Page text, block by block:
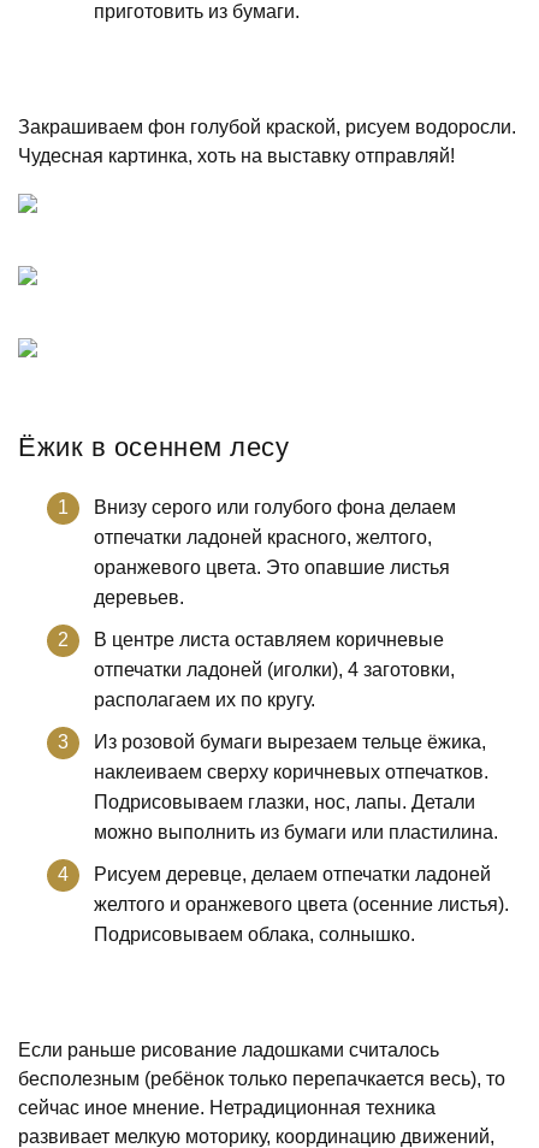
приготовить из бумаги.
Закрашиваем фон голубой краской, рисуем водоросли.
Чудесная картинка, хоть на выставку отправляй!
Ёжик в осеннем лесу
Внизу серого или голубого фона делаем
отпечатки ладоней красного, желтого,
оранжевого цвета. Это опавшие листья
деревьев.
В центре листа оставляем коричневые
отпечатки ладоней (иголки), 4 заготовки,
располагаем их по кругу.
Из розовой бумаги вырезаем тельце ёжика,
наклеиваем сверху коричневых отпечатков.
Подрисовываем глазки, нос, лапы. Детали
можно выполнить из бумаги или пластилина.
Рисуем деревце, делаем отпечатки ладоней
желтого и оранжевого цвета (осенние листья).
Подрисовываем облака, солнышко.
Если раньше рисование ладошками считалось
бесполезным (ребёнок только перепачкается весь), то
сейчас иное мнение. Нетрадиционная техника
развивает мелкую моторику, координацию движений,